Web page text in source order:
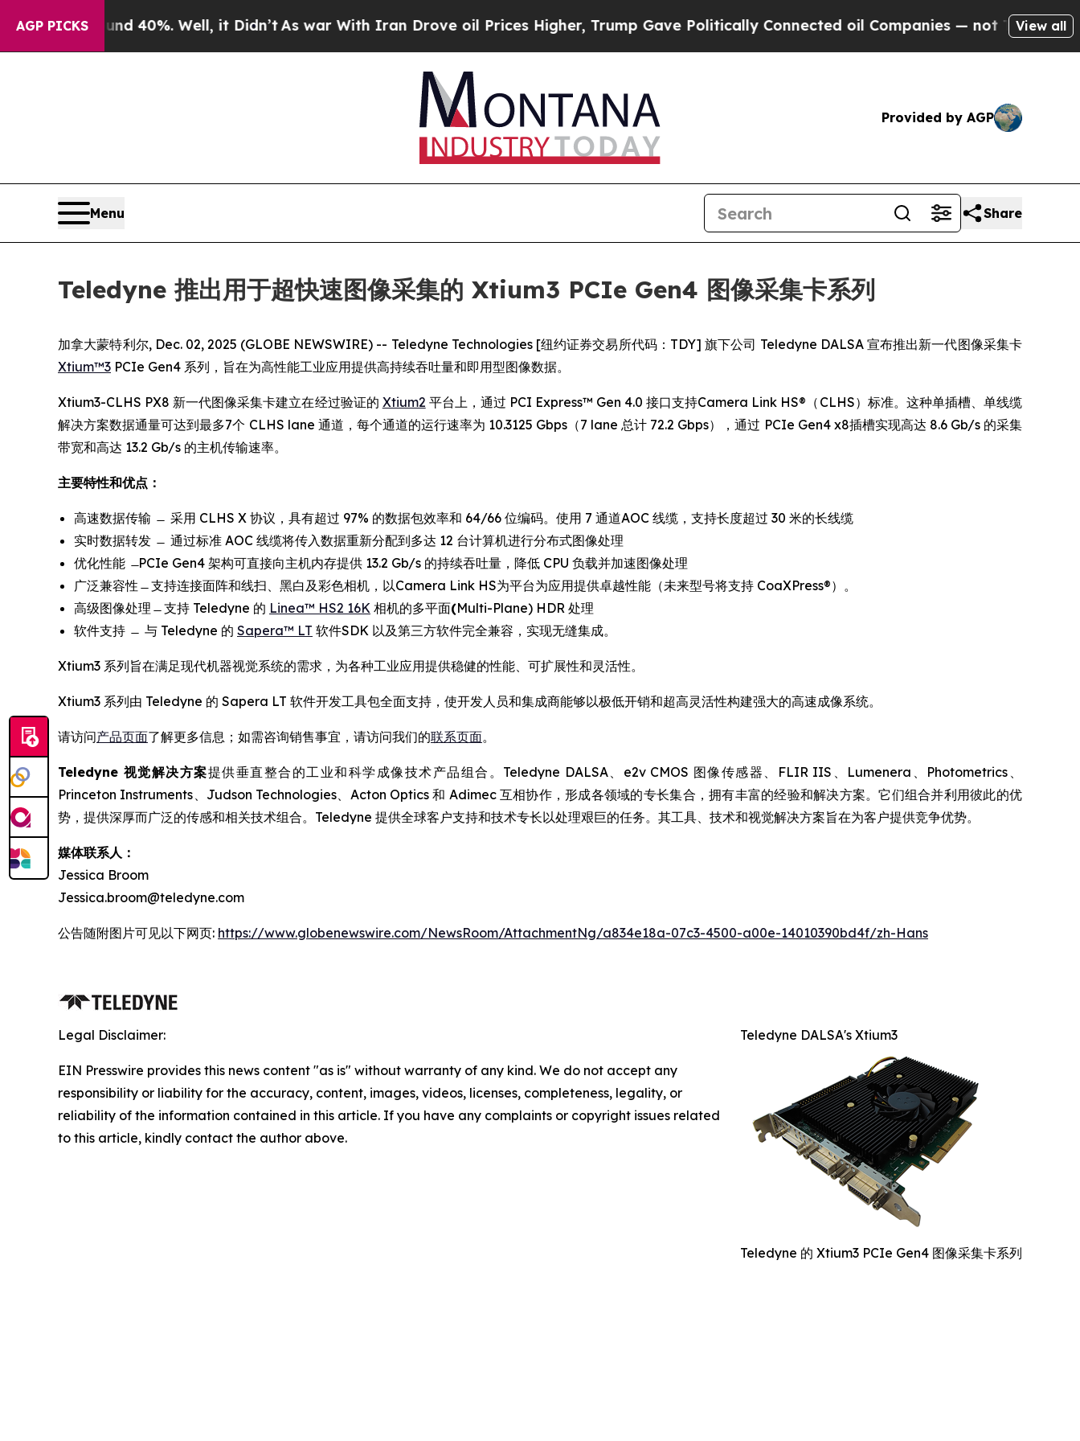
AGP PICKS
Around 40%. Well, it Didn’tAs war With Iran Drove oil Prices Higher, Trump Gave Politically Connected oil Companies — not Taxpayers — the
View all
Provided by AGP
Menu Share
Teledyne 推出用于超快速图像采集的 Xtium3 PCIe Gen4 图像采集卡系列
加拿大蒙特利尔, Dec. 02, 2025 (GLOBE NEWSWIRE) -- Teledyne Technologies [纽约证券交易所代码：TDY] 旗下公司 Teledyne DALSA 宣布推出新一代图像采集卡
Xtium™3 PCIe Gen4 系列，旨在为高性能工业应用提供高持续吞吐量和即用型图像数据。
Xtium3-CLHS PX8 新一代图像采集卡建立在经过验证的 Xtium2 平台上，通过 PCI Express™ Gen 4.0 接口支持Camera Link HS®（CLHS）标准。这种单插槽、单线缆
解决方案数据通量可达到最多7个 CLHS lane 通道，每个通道的运行速率为 10.3125 Gbps（7 lane 总计 72.2 Gbps），通过 PCIe Gen4 x8插槽实现高达 8.6 Gb/s 的采集
带宽和高达 13.2 Gb/s 的主机传输速率。
主要特性和优点：
高速数据传输 ̶ 采用 CLHS X 协议，具有超过 97% 的数据包效率和 64/66 位编码。使用 7 通道AOC 线缆，支持长度超过 30 米的长线缆
实时数据转发 ̶ 通过标准 AOC 线缆将传入数据重新分配到多达 12 台计算机进行分布式图像处理
优化性能 ̶ PCIe Gen4 架构可直接向主机内存提供 13.2 Gb/s 的持续吞吐量，降低 CPU 负载并加速图像处理
广泛兼容性 ̶ 支持连接面阵和线扫、黑白及彩色相机，以Camera Link HS为平台为应用提供卓越性能（未来型号将支持 CoaXPress®）。
高级图像处理 ̶ 支持 Teledyne 的 Linea™ HS2 16K 相机的多平面(Multi-Plane) HDR 处理
软件支持 ̶ 与 Teledyne 的 Sapera™ LT 软件SDK 以及第三方软件完全兼容，实现无缝集成。
Xtium3 系列旨在满足现代机器视觉系统的需求，为各种工业应用提供稳健的性能、可扩展性和灵活性。
Xtium3 系列由 Teledyne 的 Sapera LT 软件开发工具包全面支持，使开发人员和集成商能够以极低开销和超高灵活性构建强大的高速成像系统。
请访问产品页面了解更多信息；如需咨询销售事宜，请访问我们的联系页面。
Teledyne 视觉解决方案提供垂直整合的工业和科学成像技术产品组合。Teledyne DALSA、e2v CMOS 图像传感器、FLIR IIS、Lumenera、Photometrics、
Princeton Instruments、Judson Technologies、Acton Optics 和 Adimec 互相协作，形成各领域的专长集合，拥有丰富的经验和解决方案。它们组合并利用彼此的优
势，提供深厚而广泛的传感和相关技术组合。Teledyne 提供全球客户支持和技术专长以处理艰巨的任务。其工具、技术和视觉解决方案旨在为客户提供竞争优势。
媒体联系人：
Jessica Broom
Jessica.broom@teledyne.com
公告随附图片可见以下网页: https://www.globenewswire.com/NewsRoom/AttachmentNg/a834e18a-07c3-4500-a00e-14010390bd4f/zh-Hans
Teledyne DALSA's Xtium3
Teledyne 的 Xtium3 PCIe Gen4 图像采集卡系列
Legal Disclaimer:
EIN Presswire provides this news content "as is" without warranty of any kind. We do not accept any
responsibility or liability for the accuracy, content, images, videos, licenses, completeness, legality, or
reliability of the information contained in this article. If you have any complaints or copyright issues related
to this article, kindly contact the author above.